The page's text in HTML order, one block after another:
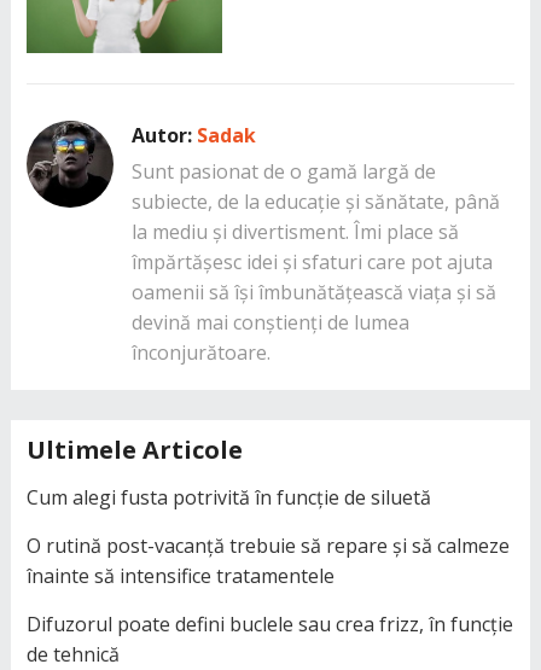
Autor: Sadak
Sunt pasionat de o gamă largă de
subiecte, de la educație și sănătate, până
la mediu și divertisment. Îmi place să
împărtășesc idei și sfaturi care pot ajuta
oamenii să își îmbunătățească viața și să
devină mai conștienți de lumea
înconjurătoare.
Ultimele Articole
Cum alegi fusta potrivită în funcție de siluetă
O rutină post-vacanță trebuie să repare și să calmeze
înainte să intensifice tratamentele
Difuzorul poate defini buclele sau crea frizz, în funcție
de tehnică